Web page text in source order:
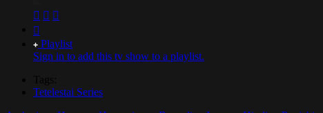
Playlist
Sign in to add this tv show to a playlist.
Tetelestai Series